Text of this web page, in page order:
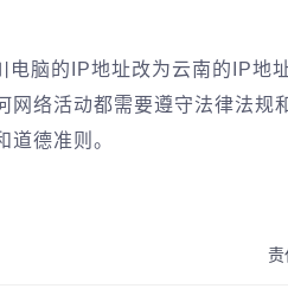
脑的IP地址改为云南的IP地
络活动都需要遵守法律法规
德准则。
责